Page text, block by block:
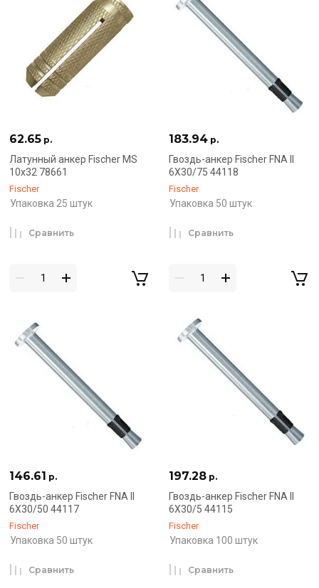
62.65 р.
Латунный анкер Fischer MS
10х32 78661
Fischer
Упаковка 25 штук
Сравнить
183.94 р.
Гвоздь-анкер Fischer FNA II
6X30/75 44118
Fischer
Упаковка 50 штук
Сравнить
146.61 р.
Гвоздь-анкер Fischer FNA II
6X30/50 44117
Fischer
Упаковка 50 штук
Сравнить
197.28 р.
Гвоздь-анкер Fischer FNA II
6X30/5 44115
Fischer
Упаковка 100 штук
Сравнить